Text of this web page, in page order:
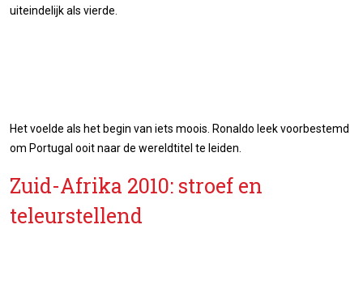
uiteindelijk als vierde.
Het voelde als het begin van iets moois. Ronaldo leek voorbestemd
om Portugal ooit naar de wereldtitel te leiden.
Zuid-Afrika 2010: stroef en
teleurstellend